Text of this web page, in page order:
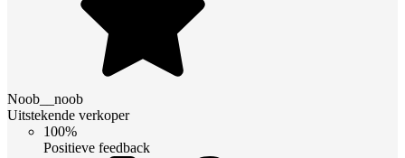
Noob__noob
Uitstekende verkoper
100%
Positieve feedback